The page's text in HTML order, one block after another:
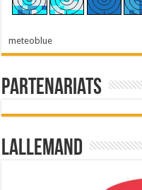
meteoblue
Partenariats
Lallemand